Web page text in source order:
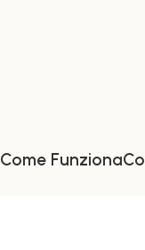
Come Funziona